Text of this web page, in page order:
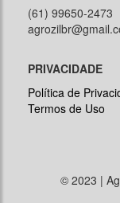
(61) 99650-2473
PRIVACIDADE
Política de
Termos de Uso
© 2023 |